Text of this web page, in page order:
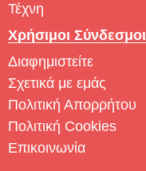
Τέχνη
Χρήσιμοι Σύνδεσμοι
Διαφημιστείτε
Σχετικά με εμάς
Πολιτική Απορρήτου
Πολιτική Cookies
Επικοινωνία